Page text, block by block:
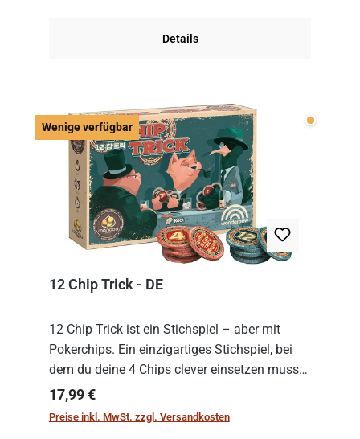
Details
Wenige verfügbar Wenige
12 Chip Trick - DE
12 Chip Trick ist ein Stichspiel – aber mit
Pokerchips. Ein einzigartiges Stichspiel, bei
dem du deine 4 Chips clever einsetzen musst.
Wer die Chips mit dem höchsten Gesamtwert
hat, gewinnt die Runde. Aber Vorsicht: D...
Regulärer Preis:
17,99 €
Preise inkl. MwSt. zzgl. Versandkosten